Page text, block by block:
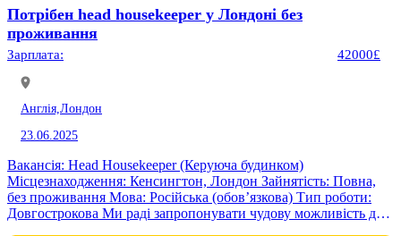
Потрібен head housekeeper у Лондоні без
проживання
Зарплата: 42000£
Англія, Лондон
23.06.2025
Вакансія: Head Housekeeper (Керуюча будинком)
Місцезнаходження: Кенсингтон, Лондон Зайнятість: Повна,
без проживання Мова: Російська (обов’язкова) Тип роботи:
Довгострокова Ми раді запропонувати чудову можливість для